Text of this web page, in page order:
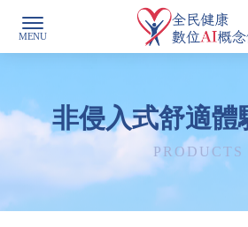
非侵入式舒適